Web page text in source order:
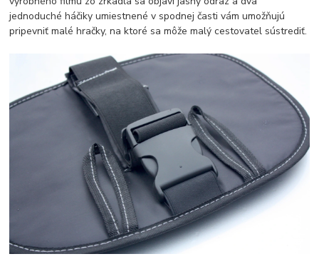
jednoduché háčiky umiestnené v spodnej časti vám umožňujú
pripevniť malé hračky, na ktoré sa môže malý cestovatel sústrediť.